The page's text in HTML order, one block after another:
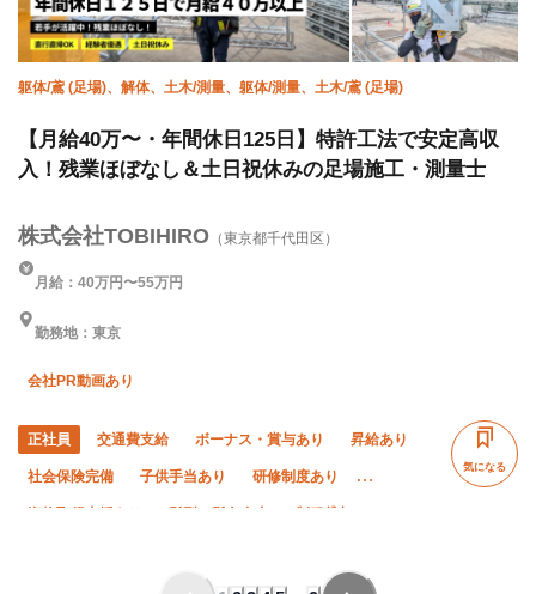
躯体/鳶 (足場)、解体、土木/測量、躯体/測量、土木/鳶 (足場)
【月給40万〜・年間休日125日】特許工法で安定高収
入！残業ほぼなし＆土日祝休みの足場施工・測量士
株式会社TOBIHIRO （東京都千代田区）
月給：40万円〜55万円
勤務地：東京
会社PR動画あり
正社員 交通費支給 ボーナス・賞与あり 昇給あり
社会保険完備 子供手当あり 研修制度あり
夜勤あり 土日休み 夏季休暇
気になる